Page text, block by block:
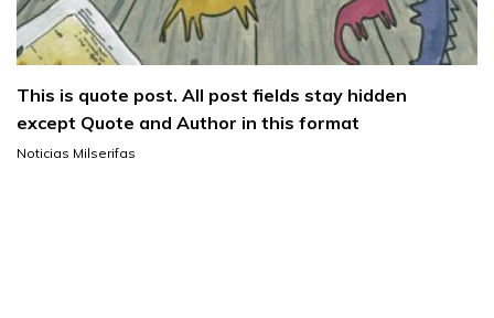
This is quote post. All post fields stay hidden
except Quote and Author in this format
Noticias Milserifas